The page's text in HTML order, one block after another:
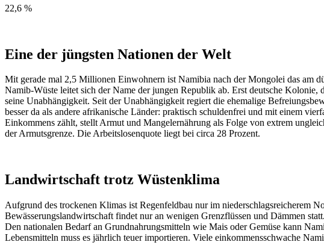
22,6 %
Eine der jüngsten Nationen der Welt
Mit gerade mal 2,5 Millionen Einwohnern ist Namibia nach der Mongolei das am
Namib-Wüste leitet sich der Name der jungen Republik ab. Erst deutsche
seine Unabhängigkeit. Seit der Unabhängigkeit regiert die ehemalige
besser da als andere afrikanische Länder: praktisch schuldenfrei und mit einem
Einkommens zählt, stellt Armut und Mangelernährung als Folge von extrem
der Armutsgrenze. Die Arbeitslosenquote liegt bei circa 28 Prozent.
Landwirtschaft trotz Wüstenklima
Aufgrund des trockenen Klimas ist Regenfeldbau nur im niederschlagsreicherem
Bewässerungslandwirtschaft findet nur an wenigen Grenzflüssen und Dämmen
Den nationalen Bedarf an Grundnahrungsmitteln wie Mais oder Gemüse kann
Lebensmitteln muss es jährlich teuer importieren. Viele einkommensschwache